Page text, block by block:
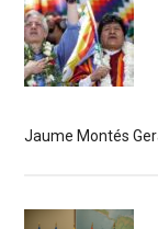
Jaume Montés